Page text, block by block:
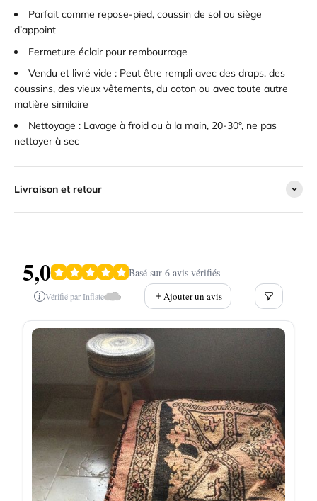
Parfait comme repose-pied, coussin de sol ou siège
d’appoint
Fermeture éclair pour rembourrage
Vendu et livré vide : Peut être rempli avec des draps, des
coussins, des vieux vêtements, du coton ou avec toute autre
matière similaire
Nettoyage : Lavage à froid ou à la main, 20-30°, ne pas
nettoyer à sec
Livraison et retour
5,0 Basé sur 6 avis vérifiés
Vérifié par Inflate Ajouter un avis